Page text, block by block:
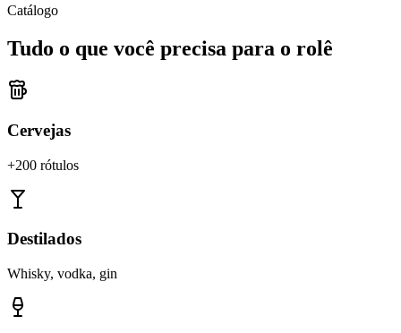
Catálogo
Tudo o que você precisa para o rolê
Cervejas
+200 rótulos
Destilados
Whisky, vodka, gin